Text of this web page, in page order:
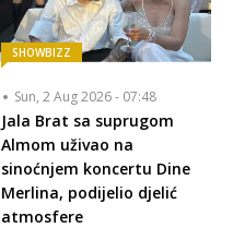
SHOWBIZZ
Sun, 2 Aug 2026 - 07:48
Jala Brat sa suprugom
Almom uživao na
sinoćnjem koncertu Dine
Merlina, podijelio djelić
atmosfere